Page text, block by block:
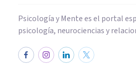
Psicología y Mente es el portal
psicología, neurociencias y